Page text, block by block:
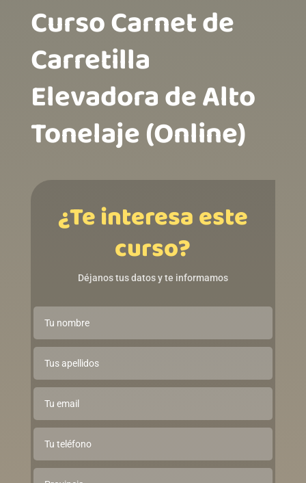
Curso Carnet de
Carretilla
Elevadora de Alto
Tonelaje (Online)ㅤㅤㅤㅤㅤㅤㅤㅤㅤㅤㅤㅤ
¿Te interesa este
curso?
Déjanos tus datos y te informamos